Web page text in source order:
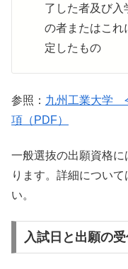
了した者及び入
の者またはこれ
定したもの
参照： 九州工業大学
項（PDF）
一般選抜の出願資格
ります。詳細につい
い。
入試日と出願の